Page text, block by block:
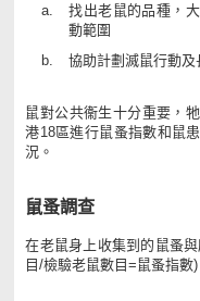
找出老鼠的品種，
動範圍
協助計劃滅鼠行動
鼠對公共衞生十分重要，
港18區進行鼠蚤指數和鼠
況。
鼠蚤調查
在老鼠身上收集到的鼠蚤
目/檢驗老鼠數目=鼠蚤指數)